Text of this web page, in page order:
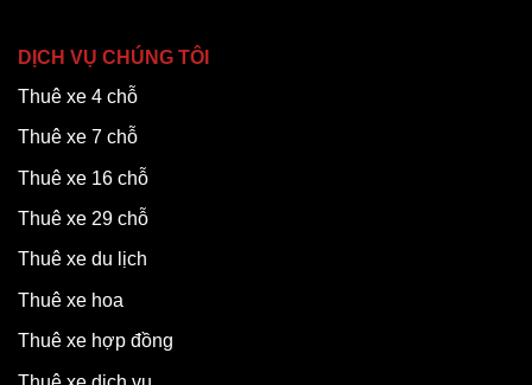
DỊCH VỤ CHÚNG TÔI
Thuê xe 4 chỗ
Thuê xe 7 chỗ
Thuê xe 16 chỗ
Thuê xe 29 chỗ
Thuê xe du lịch
Thuê xe hoa
Thuê xe hợp đồng